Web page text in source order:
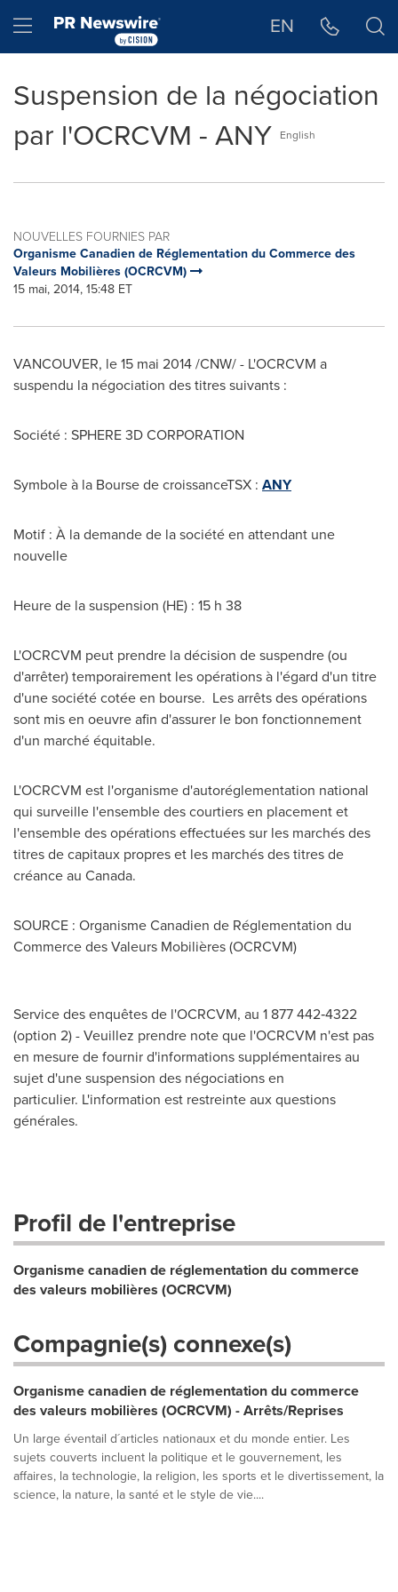
Hamburger menu EN
Suspension de la négociation
par l'OCRCVM - ANY English
NOUVELLES FOURNIES PAR
Organisme Canadien de Réglementation du Commerce des
Valeurs Mobilières (OCRCVM)
15 mai, 2014, 15:48 ET
VANCOUVER, le 15 mai 2014 /CNW/ - L'OCRCVM a
suspendu la négociation des titres suivants :
Société : SPHERE 3D CORPORATION
Symbole à la Bourse de croissanceTSX : ANY
Motif : À la demande de la société en attendant une
nouvelle
Heure de la suspension (HE) : 15 h 38
L'OCRCVM peut prendre la décision de suspendre (ou
d'arrêter) temporairement les opérations à l'égard d'un titre
d'une société cotée en bourse. Les arrêts des opérations
sont mis en oeuvre afin d'assurer le bon fonctionnement
d'un marché équitable.
L'OCRCVM est l'organisme d'autoréglementation national
qui surveille l'ensemble des courtiers en placement et
l'ensemble des opérations effectuées sur les marchés des
titres de capitaux propres et les marchés des titres de
créance au Canada.
SOURCE : Organisme Canadien de Réglementation du
Commerce des Valeurs Mobilières (OCRCVM)
Service des enquêtes de l'OCRCVM, au 1 877 442‑4322
(option 2) - Veuillez prendre note que l'OCRCVM n'est pas
en mesure de fournir d'informations supplémentaires au
sujet d'une suspension des négociations en
particulier. L'information est restreinte aux questions
générales.
Profil de l'entreprise
Organisme canadien de réglementation du commerce
des valeurs mobilières (OCRCVM)
Compagnie(s) connexe(s)
Organisme canadien de réglementation du commerce
des valeurs mobilières (OCRCVM) - Arrêts/Reprises
Un large éventail d´articles nationaux et du monde entier. Les
sujets couverts incluent la politique et le gouvernement, les
affaires, la technologie, la religion, les sports et le divertissement, la
science, la nature, la santé et le style de vie....